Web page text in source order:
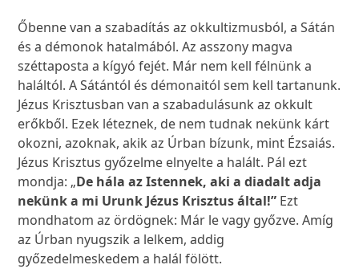
Őbenne van a szabadítás az okkultizmusból, a Sátán
és a démonok hatalmából. Az asszony magva
széttaposta a kígyó fejét. Már nem kell félnünk a
haláltól. A Sátántól és démonaitól sem kell tartanunk.
Jézus Krisztusban van a szabadulásunk az okkult
erőkből. Ezek léteznek, de nem tudnak nekünk kárt
okozni, azoknak, akik az Úrban bízunk, mint Ézsaiás.
Jézus Krisztus győzelme elnyelte a halált. Pál ezt
mondja: „De hála az Istennek, aki a diadalt adja
nekünk a mi Urunk Jézus Krisztus által!” Ezt
mondhatom az ördögnek: Már le vagy győzve. Amíg
az Úrban nyugszik a lelkem, addig
győzedelmeskedem a halál fölött.